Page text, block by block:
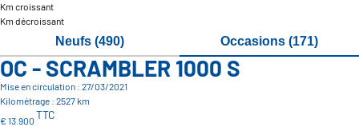
Km croissant
Km décroissant
Neufs (490) Occasions (171)
OC - SCRAMBLER 1000 S
Mise en circulation : 27/03/2021
Kilométrage : 2527 km
€ 13.900 TTC